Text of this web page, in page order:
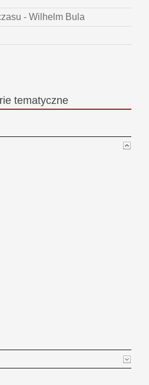
- Wilhelm Bula
tematyczne